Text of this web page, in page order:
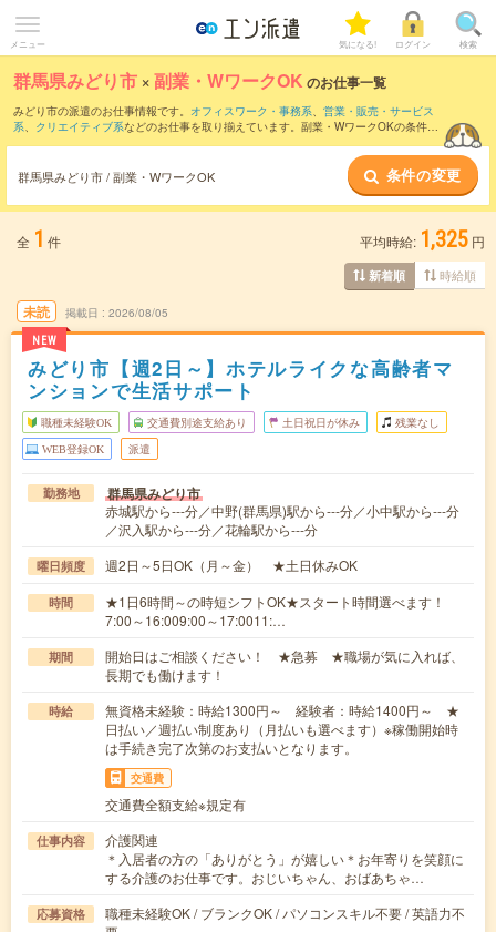
メニュー 気になる! ログイン 検索
群馬県みどり市 ×副業・WワークOK のお仕事一覧
みどり市の派遣のお仕事情報です。 オフィスワーク・事務系、 営業・販売・サービス
系、 クリエイティブ系などのお仕事を取り揃えています。副業・WワークOKの条件の
群馬県みどり市 / 副業・WワークOK 条件の変更
全 1 件 平均時給: 1,325 円
新着順 時給順
未読
NEW
掲載日 2026/08/05
みどり市【週2日～】ホテルライクな高齢者マ
ンションで生活サポート
職種未経験OK 交通費別途支給あり 土日祝日が休み 残業なし
WEB登録OK 派遣
勤務地 群馬県みどり市
赤城駅から---分／中野(群馬県)駅から---分／小中駅から---分
／沢入駅から---分／花輪駅から---分
曜日頻度 週2日～5日OK（月～金） ★土日休みOK
時間
★1日6時間～の時短シフトOK★スタート時間選べます！
7:00～16:009:00～17:0011:…
期間
開始日はご相談ください！ ★急募 ★職場が気に入れば、
長期でも働けます！
時給
無資格未経験：時給1300円～ 経験者：時給1400円～ ★
日払い／週払い制度あり（月払いも選べます）※稼働開始時
は手続き完了次第のお支払いとなります。
交通費
交通費全額支給※規定有
仕事内容
介護関連
＊入居者の方の「ありがとう」が嬉しい＊お年寄りを笑顔に
する介護のお仕事です。おじいちゃん、おばあちゃ…
応募資格
職種未経験OK / ブランクOK / パソコンスキル不要 / 英語力不